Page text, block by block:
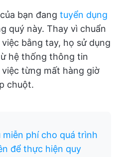
bạn đang tuyển dụng
quý này. Thay vì chuẩn
bằng tay, họ sử dụng
hệ thống thông tin
việc từng mất hàng giờ
chuột.
miễn phí cho quá trình
để thực hiện quy